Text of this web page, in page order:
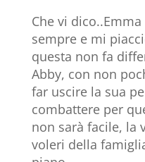
Che vi
sempre e mi
questa non fa
Abby, con non
far uscire la sua
combattere per
non sarà facile, la
voleri della